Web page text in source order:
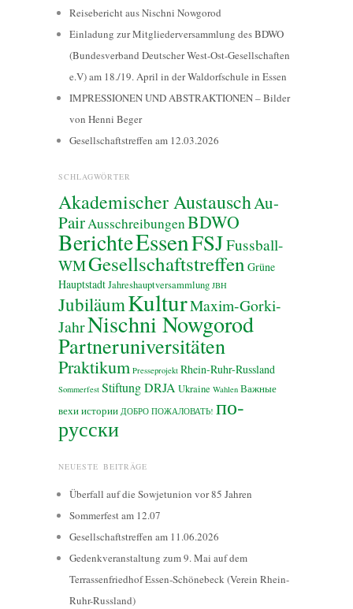
Reisebericht aus Nischni Nowgorod
Einladung zur Mitgliederversammlung des BDWO
(Bundesverband Deutscher West-Ost-Gesellschaften
e.V) am 18./19. April in der Waldorfschule in Essen
IMPRESSIONEN UND ABSTRAKTIONEN – Bilder
von Henni Beger
Gesellschaftstreffen am 12.03.2026
SCHLAGWÖRTER
Akademischer AustauschAu-
PairAusschreibungenBDWO
BerichteEssenFSJFussball-
WMGesellschaftstreffen Grüne
HauptstadtJahreshauptversammlung JBH
JubiläumKulturMaxim-Gorki-
JahrNischni Nowgorod
Partneruniversitäten
Praktikum Presseprojekt Rhein-Ruhr-Russland
Sommerfest Stiftung DRJAUkraine Wahlen Важные
вехи истории ДОБРО ПОЖАЛОВАТЬ! по-
русски
NEUESTE BEITRÄGE
Überfall auf die Sowjetunion vor 85 Jahren
Sommerfest am 12.07
Gesellschaftstreffen am 11.06.2026
Gedenkveranstaltung zum 9. Mai auf dem
Terrassenfriedhof Essen-Schönebeck (Verein Rhein-
Ruhr-Russland)